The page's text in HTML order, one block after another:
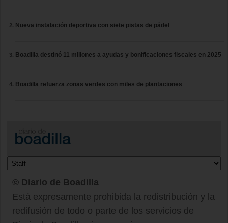
Nueva instalación deportiva con siete pistas de pádel
Boadilla destinó 11 millones a ayudas y bonificaciones fiscales en 2025
Boadilla refuerza zonas verdes con miles de plantaciones
© Diario de Boadilla
Está expresamente prohibida la redistribución y la
redifusión de todo o parte de los servicios de